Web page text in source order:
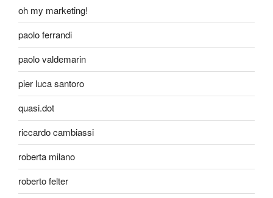
oh my marketing!
paolo ferrandi
paolo valdemarin
pier luca santoro
quasi.dot
riccardo cambiassi
roberta milano
roberto felter